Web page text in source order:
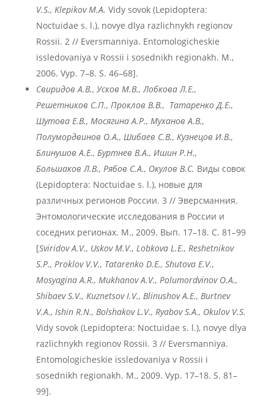
V.S., KlepikovM.A. Vidy sovok (Lepidoptera:
Noctuidae s. l.), novye dlya razlichnykh regionov
Rossii. 2 // Eversmanniya. Entomologicheskie
issledovaniya v Rossii i sosednikh regionakh. М.,
2006. Vyp. 7–8. S. 46–68].
Свиридов А.В., Усков М.В., Лобкова Л.Е.,
Решетников С.П., Проклов В.В., Татаренко Д.Е.,
Шутова Е.В., Мосягина А.Р., Муханов А.В.,
Полумордвинов О.А., Шибаев С.В., Кузнецов И.В.,
Блинушов А.Е., Буртнев В.А., Ишин Р.Н.,
Большаков Л.В., Рябов С.А., Окулов В.С. Виды совок
(Lepidoptera: Noctuidae s. l.), новые для
различных регионов России. 3 // Эверсманния.
Энтомологические исследования в России и
соседних регионах. М., 2009. Вып. 17–18. С. 81–99
[SviridovA.V., UskovM.V., LobkovaL.E., Reshetnikov
S.P., ProklovV.V., TatarenkoD.E., ShutovaE.V.,
MosyaginaA.R., MukhanovA.V., PolumordvinovO.A.,
ShibaevS.V., KuznetsovI.V., BlinushovA.E., Burtnev
V.A., IshinR.N., BolshakovL.V., RyabovS.A., OkulovV.S.
Vidy sovok (Lepidoptera: Noctuidae s. l.), novye dlya
razlichnykh regionov Rossii. 3 // Eversmanniya.
Entomologicheskie issledovaniya v Rossii i
sosednikh regionakh. М., 2009. Vyp. 17–18. S. 81–
99].